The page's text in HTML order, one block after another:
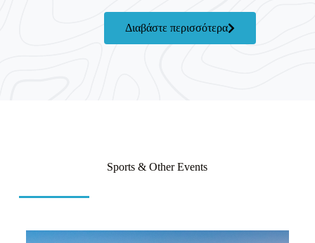
Διαβάστε περισσότερα
Sports & Other Events